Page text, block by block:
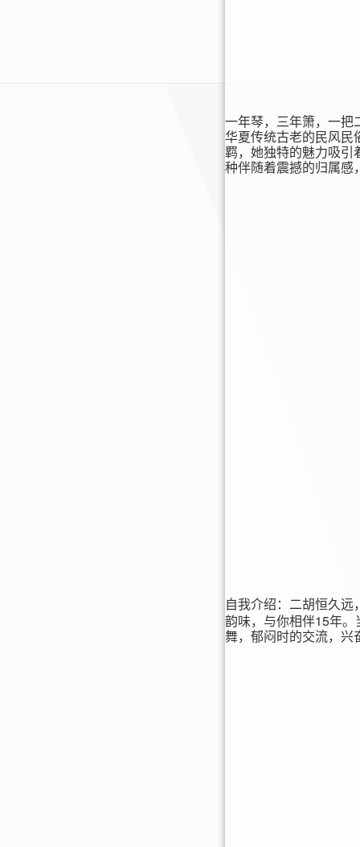
一年琴，三年箫，一把
华夏传统古老的民风民
羁，她独特的魅力吸引
种伴随着震撼的归属感
自我介绍： 二胡恒久远
韵味，与你相伴15年。
舞，郁闷时的交流，兴